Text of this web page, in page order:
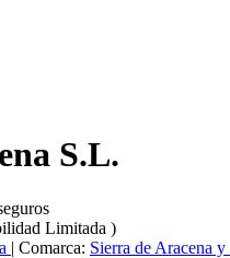
S.L.
Limitada )
| Comarca: Sierra de Aracena